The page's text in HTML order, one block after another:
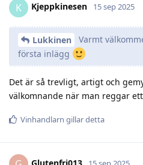
K Kjeppkinesen 15 sep 2025
Lukkinen
Varmt
första inlägg
Det är så trevligt, artigt och
välkomnande när man reggar
Vinhandlarn gillar detta